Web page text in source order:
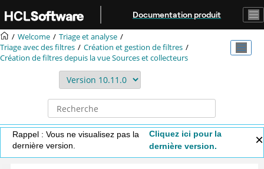
Aller au contenu principal
Documentation produit
Welcome
Triage et analyse
Triage avec des filtres
Création et gestion de filtres
Création de filtres depuis la vue Sources et collecteurs
Rappel : Vous ne visualisez pas la
dernière version.
Cliquez ici pour la
dernière version.